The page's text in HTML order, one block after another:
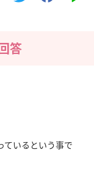
答
ているという事で